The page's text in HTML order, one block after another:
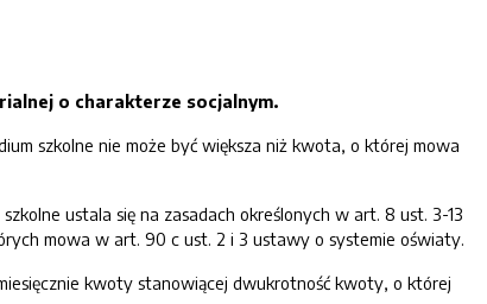
o charakterze socjalnym.
szkolne nie może być większa niż kwota, o której mowa
ustala się na zasadach określonych w art. 8 ust. 3-13
mowa w art. 90 c ust. 2 i 3 ustawy o systemie oświaty.
kwoty stanowiącej dwukrotność kwoty, o której